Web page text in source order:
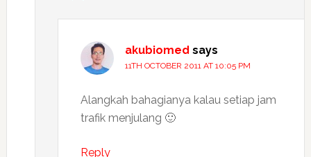
akubiomed says
11TH OCTOBER 2011 AT 10:05 PM
Alangkah bahagianya kalau setiap jam
trafik menjulang 🙂
Reply